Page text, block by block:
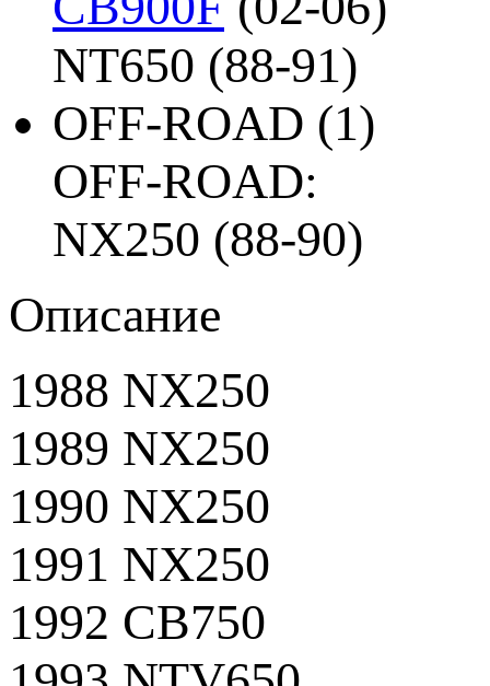
NT650 (88-91)
OFF-ROAD (1)
OFF-ROAD:
NX250 (88-90)
Описание
1988 NX250
1989 NX250
1990 NX250
1991 NX250
1992 CB750